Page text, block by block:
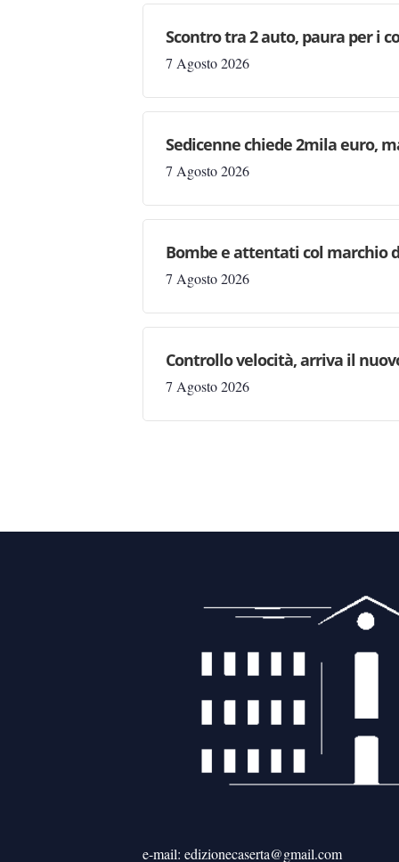
Scontro tra 2 auto, paura per i
7 Agosto 2026
Sedicenne chiede 2mila euro,
7 Agosto 2026
Bombe e attentati col marchio
7 Agosto 2026
Controllo velocità, arriva il
7 Agosto 2026
e-mail: edizionecaserta@gmail.com